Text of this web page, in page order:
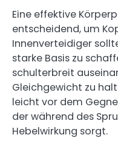
Eine effektive
entscheidend, um
Innenverteidiger
starke Basis zu
schulterbreit
Gleichgewicht zu
leicht vor dem
der während des
Hebelwirkung sorgt.